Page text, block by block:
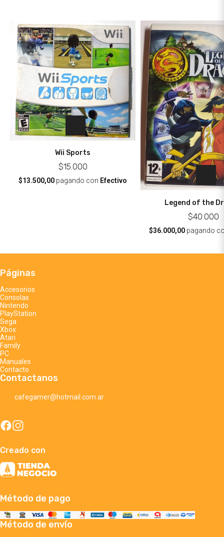
Wii Sports
$15.000
$13.500,00 pagando con Efectivo
Legend of the
$40.000
$36.000,00 pagando
Páginas
Accesorios
Consolas
Nintendo
PlayStation
Sega
Xbox
Atari
Family
PC
Manuales
Contacto
Contactanos
cafegamer@hotmail.com.ar
Creado con
Método de pago
Método de envío